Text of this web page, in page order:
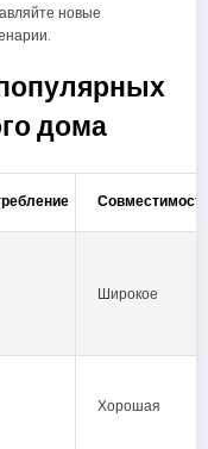
новые
дома
Широкое
Хорошая